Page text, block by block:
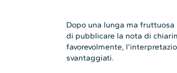
Dopo una lunga ma
di pubblicare la nota di
favorevolmente,
svantaggiati.